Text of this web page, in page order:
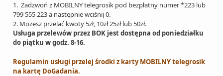
1. Zadzwoń z MOBILNY telegrosik pod bezpłatny numer *223 lub
799 555 223 a następnie wciśnij 0.
2. Możesz przelać kwoty 5zł, 10zł 25zł lub 50zł.
Usługa przelewów przez BOK jest dostępna od poniedziałku
do piątku w godz. 8-16.
Regulamin usługi przelej środki z karty MOBILNY telegrosik
na kartę DoGadania.